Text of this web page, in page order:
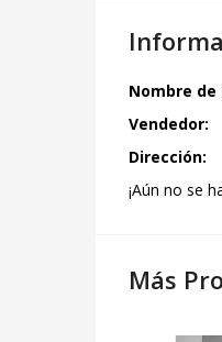
Nombre
Vendedor:
Dirección:
¡Aún no se
Más